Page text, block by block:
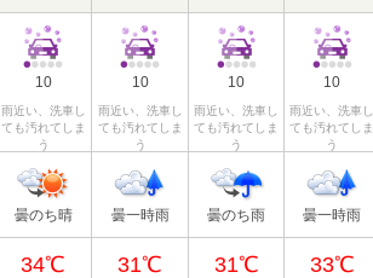
10
雨近い、洗車し
ても汚れてしま
う
10
雨近い、洗車し
ても汚れてしま
う
10
雨近い、洗車し
ても汚れてしま
う
10
雨近い、洗車し
ても汚れてしま
う
曇のち晴 曇一時雨 曇のち雨 曇一時雨
34℃
31℃
31℃
33℃